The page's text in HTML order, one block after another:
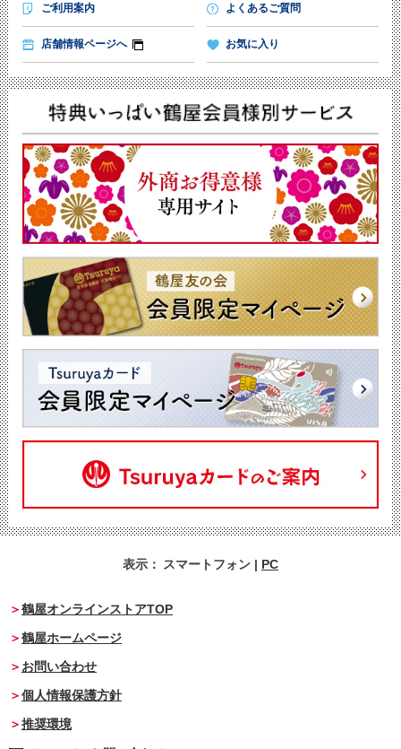
ご利用案内 よくあるご質問
店舗情報ページへ お気に入り
表示： スマートフォン | PC
鶴屋オンラインストアTOP
鶴屋ホームページ
お問い合わせ
個人情報保護方針
推奨環境